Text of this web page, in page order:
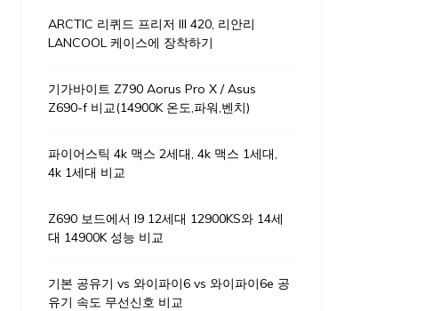
ARCTIC 리퀴드 프리저 III 420, 리안리
LANCOOL 케이스에 장착하기
기가바이트 Z790 Aorus Pro X / Asus
Z690-f 비교(14900K 온도,파워,벤치)
파이어스틱 4k 맥스 2세대, 4k 맥스 1세대,
4k 1세대 비교
Z690 보드에서 I9 12세대 12900KS와 14세
대 14900K 성능 비교
기본 공유기 vs 와이파이6 vs 와이파이6e 공
유기 속도 무선신호 비교